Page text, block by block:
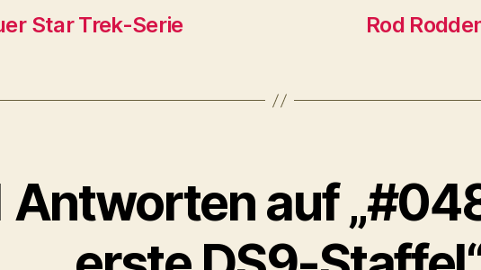
y Star Trek-Serie
Rod
Antworten auf